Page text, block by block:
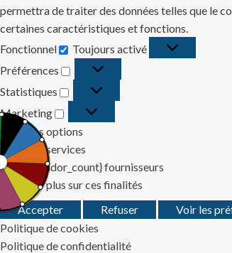
permettra de traiter des données telles que le
certaines caractéristiques et fonctions.
Fonctionnel
Fonctionnel
Toujours activé
Préférences
Préférences
Statistiques
Statistiques
Marketing
Marketing
Gérer les options
Gérer les services
Gérer {vendor_count} fournisseurs
En savoir plus sur ces finalités
Accepter
Refuser Voir les
Politique de cookies
Politique de confidentialité